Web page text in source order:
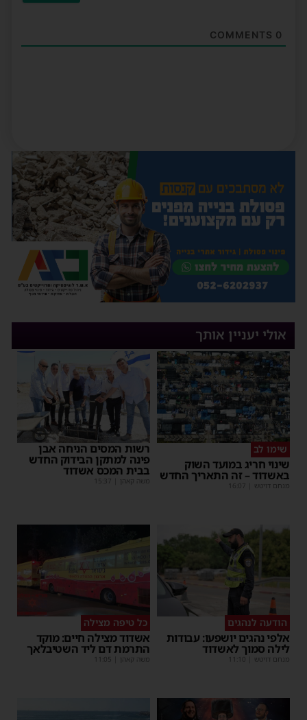
0
אולי יעניין אותך
שימו לב
שינוי חריג במועד השוק
באשדוד – זה התאריך החדש
מנחם דויטש 16:07
רשות המסים הניחה אבן
פינה למתקן הבידוק החדש
בבית המכס אשדוד
משה קאהן 15:37
הודעה לנהגים
אלפי נהגים יושפעו: עבודות
לילה סמוך לאשדוד
מנחם דויטש 11:10
כל טיפה מצילה
אשדוד מצילה חיים: מוקד
התרמת דם ליד השטיבלאך
משה קאהן 11:05